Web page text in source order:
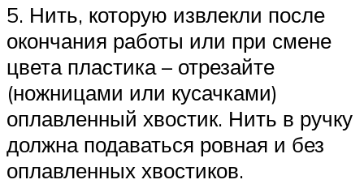
5. Нить, которую извлекли после
окончания работы или при смене
цвета пластика – отрезайте
(ножницами или кусачками)
оплавленный хвостик. Нить в ручку
должна подаваться ровная и без
оплавленных хвостиков.